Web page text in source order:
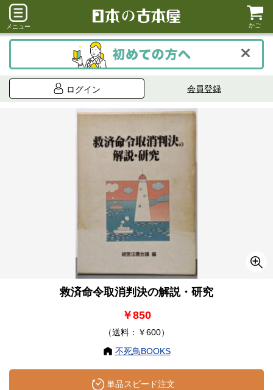
メニュー かご
ログイン 会員登録
救済命令取消判決の解説・研究
￥850
（送料：￥600）
不死鳥BOOKS
単品スピード注文